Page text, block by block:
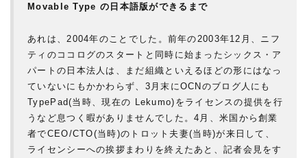
Movable Type の日本語版ができるまで
あれは、2004年のことでした。前年の2003年12月、ニフ
ティのココログのスタートと同時に始まったシックス・ア
パートの日本法人は、まだ組織といえるほどの形にはなっ
ていないにもかかわらず、3月末にOCNのブログ人にも
TypePad(当時、現在の Lekumo)をライセンスの提供を行
うなど息つく暇がありませんでした。4月、米国から創業
者でCEO/CTO(当時)のトロット夫妻(当時)が来日して、
ライセンシーへの挨拶まわりを終えたあと、記者会見をす